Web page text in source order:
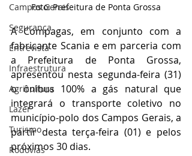
Campos Gerais
Segurança
Entrevista
Infraestrutura
Agricultura
Lazer
Turismo
Rodovias
Foto: Prefeitura de Ponta Grossa
A Compagas, em conjunto com a
fabricante Scania e em parceria com
a Prefeitura de Ponta Grossa,
apresentou nesta segunda-feira (31)
o ônibus 100% a gás natural que
integrará o transporte coletivo no
município-polo dos Campos Gerais, a
partir desta terça-feira (01) e pelos
próximos 30 dias.